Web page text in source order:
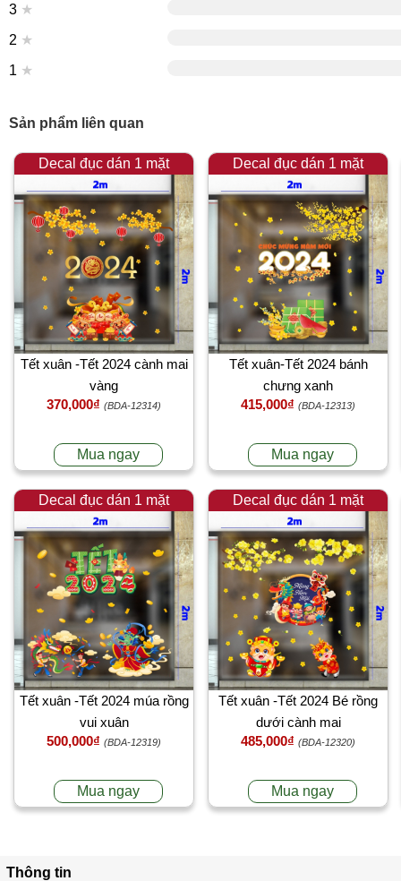
3 ★
2 ★
1 ★
Sản phẩm liên quan
Decal đục dán 1 mặt
Tết xuân -Tết 2024 cành mai
vàng
370,000₫ (BDA-12314)
Mua ngay
Decal đục dán 1 mặt
Tết xuân-Tết 2024 bánh
chưng xanh
415,000₫ (BDA-12313)
Mua ngay
Decal đục dán 1 mặt
Tết xuân -Tết 2024 múa rồng
vui xuân
500,000₫ (BDA-12319)
Mua ngay
Decal đục dán 1 mặt
Tết xuân -Tết 2024 Bé rồng
dưới cành mai
485,000₫ (BDA-12320)
Mua ngay
Thông tin